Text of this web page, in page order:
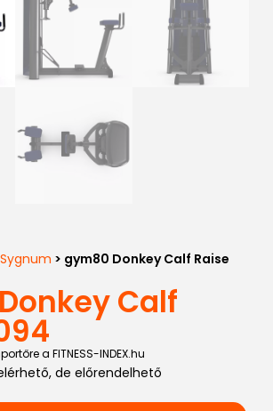
> gym80 Donkey Calf Raise
Calf
a FITNESS-INDEX.hu
de előrendelhető